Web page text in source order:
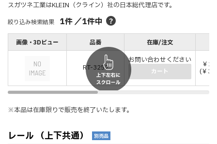
スガツネ工業はKLEIN（クライン）社の日本総代理店です。
絞り込み検索結果 1件／1件中
画像・3Dビュー 品番 在庫/注文
RT-3252
お問い合わせください
カート
￥
(￥
※本品は在庫限りで販売を終了いたします。
レール （上下共通） 別売品